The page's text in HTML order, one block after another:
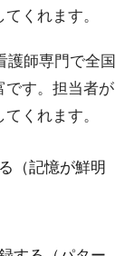
くれます。
護師専門で全国
です。担当者が
くれます。
（記憶が鮮明